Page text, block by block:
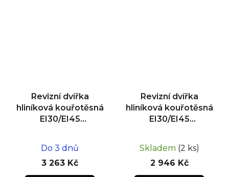
Revizní dvířka
hliníková kouřotěsná
EI30/EI45
Do 3 dnů
3 263 Kč
Revizní dvířka
hliníková kouřotěsná
EI30/EI45
Skladem (2 ks)
2 946 Kč